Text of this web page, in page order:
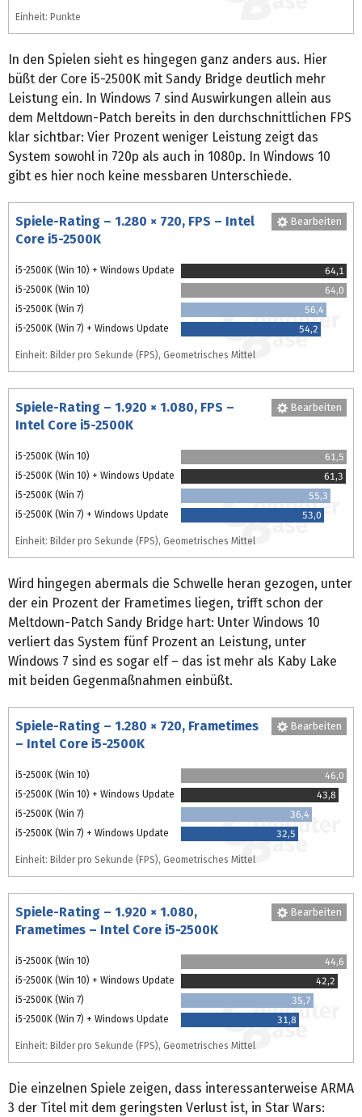
Einheit: Punkte
In den Spielen sieht es hingegen ganz anders aus. Hier
büßt der Core i5-2500K mit Sandy Bridge deutlich mehr
Leistung ein. In Windows 7 sind Auswirkungen allein aus
dem Meltdown-Patch bereits in den durchschnittlichen FPS
klar sichtbar: Vier Prozent weniger Leistung zeigt das
System sowohl in 720p als auch in 1080p. In Windows 10
gibt es hier noch keine messbaren Unterschiede.
Bearbeiten
Spiele-Rating – 1.280 × 720, FPS – Intel
Core i5-2500K
i5-2500K (Win 10) + Windows Update
64,1
i5-2500K (Win 10)
64,0
i5-2500K (Win 7)
56,4
i5-2500K (Win 7) + Windows Update
54,2
Einheit: Bilder pro Sekunde (FPS), Geometrisches Mittel
Bearbeiten
Spiele-Rating – 1.920 × 1.080, FPS –
Intel Core i5-2500K
i5-2500K (Win 10)
61,5
i5-2500K (Win 10) + Windows Update
61,3
i5-2500K (Win 7)
55,3
i5-2500K (Win 7) + Windows Update
53,0
Einheit: Bilder pro Sekunde (FPS), Geometrisches Mittel
Wird hingegen abermals die Schwelle heran gezogen, unter
der ein Prozent der Frametimes liegen, trifft schon der
Meltdown-Patch Sandy Bridge hart: Unter Windows 10
verliert das System fünf Prozent an Leistung, unter
Windows 7 sind es sogar elf – das ist mehr als Kaby Lake
mit beiden Gegenmaßnahmen einbüßt.
Bearbeiten
Spiele-Rating – 1.280 × 720, Frametimes
– Intel Core i5-2500K
i5-2500K (Win 10)
46,0
i5-2500K (Win 10) + Windows Update
43,8
i5-2500K (Win 7)
36,4
i5-2500K (Win 7) + Windows Update
32,5
Einheit: Bilder pro Sekunde (FPS), Geometrisches Mittel
Bearbeiten
Spiele-Rating – 1.920 × 1.080,
Frametimes – Intel Core i5-2500K
i5-2500K (Win 10)
44,6
i5-2500K (Win 10) + Windows Update
42,2
i5-2500K (Win 7)
35,7
i5-2500K (Win 7) + Windows Update
31,8
Einheit: Bilder pro Sekunde (FPS), Geometrisches Mittel
Die einzelnen Spiele zeigen, dass interessanterweise ARMA
3 der Titel mit dem geringsten Verlust ist, in Star Wars: